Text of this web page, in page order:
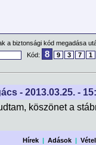
a biztonsági kód megadása
Kód: 8 9 3 7 1
- 2013.03.25. -
köszönet a
Hírek |Adások |